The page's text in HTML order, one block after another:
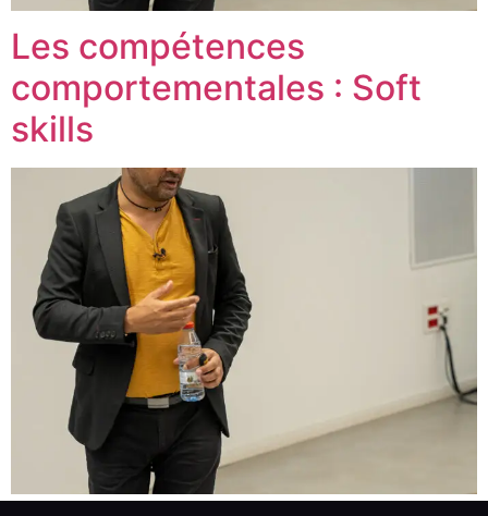
Les compétences
comportementales : Soft
skills